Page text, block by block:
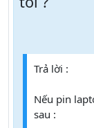
Trả lời :
Nếu pin
sau :